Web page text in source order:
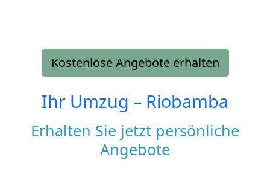
Kostenlose Angebote erhalten
Ihr Umzug – Riobamba
Erhalten Sie jetzt persönliche
Angebote